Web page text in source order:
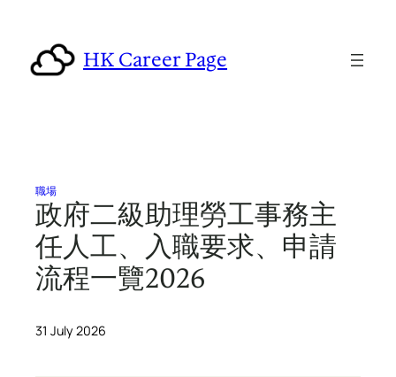
content
HK Career Page
職場
政府二級助理勞工事務主
任人工、入職要求、申請
流程一覽2026
31 July 2026